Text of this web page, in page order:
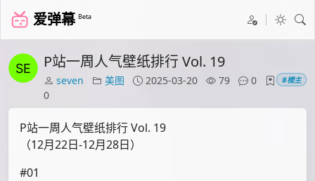
爱弹幕 Beta
P站一周人气壁纸排行 Vol. 19
seven 美图 2025-03-20 79
0
0
#楼主
P站一周人气壁纸排行 Vol. 19
（12月22日-12月28日）
#01